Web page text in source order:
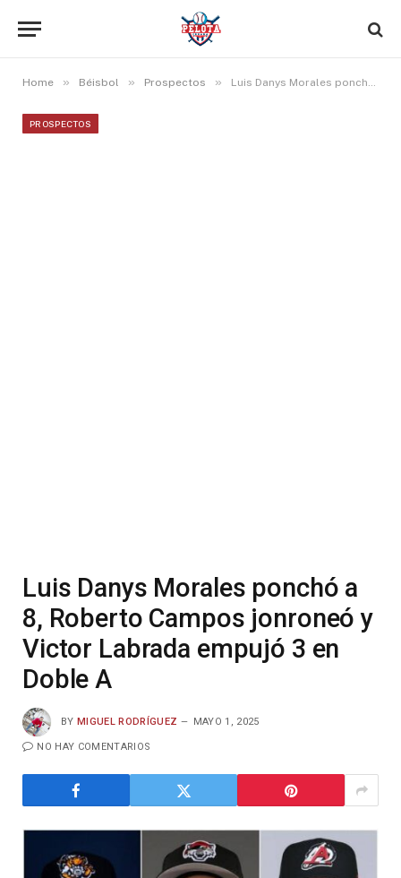
Home » Béisbol » Prospectos » Luis Danys Morales ponchó a 8, Roberto Campos jonroneó y Victor Labrada empujó 3 en Doble A
PROSPECTOS
Luis Danys Morales ponchó a
8, Roberto Campos jonroneó y
Victor Labrada empujó 3 en
Doble A
BY MIGUEL RODRÍGUEZ MAYO 1, 2025
NO HAY COMENTARIOS